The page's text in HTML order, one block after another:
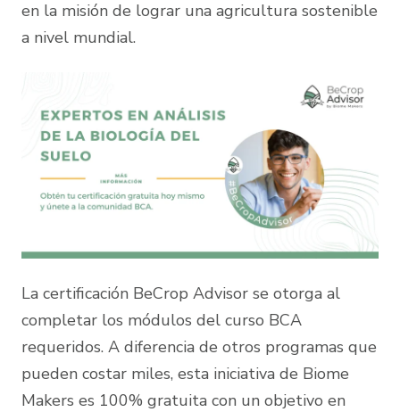
en la misión de lograr una agricultura sostenible
a nivel mundial.
La certificación BeCrop Advisor se otorga al
completar los módulos del curso BCA
requeridos. A diferencia de otros programas que
pueden costar miles, esta iniciativa de Biome
Makers es 100% gratuita con un objetivo en